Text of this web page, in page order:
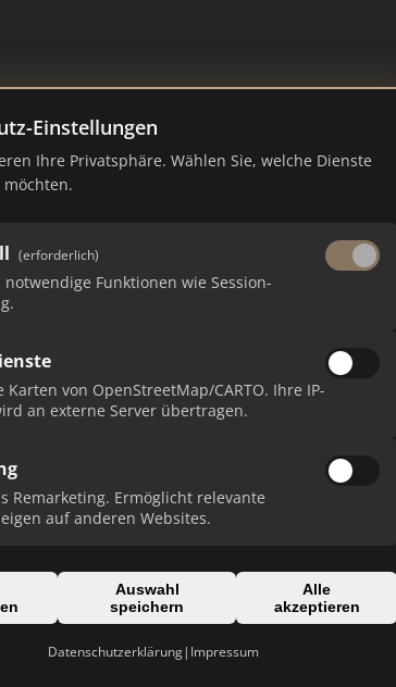
Einstellungen
Ihre Privatsphäre. Wählen Sie, welche Dienste
möchten.
(erforderlich)
notwendige Funktionen wie Session-
Karten von OpenStreetMap/CARTO. Ihre IP-
an externe Server übertragen.
Remarketing. Ermöglicht relevante
auf anderen Websites.
Auswahl
speichern
Alle
akzeptieren
Datenschutzerklärung| Impressum
Ranking-Updates.
Domain: